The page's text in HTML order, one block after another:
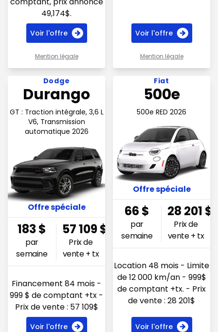
49,174$.
Voir l'offre
Mention légale
Voir l'offre
Mention légale
Voir l'offre 183$ par semaine
Dodge
Durango
GT : Traction intégrale, 3,6 L
V6, Transmission
automatique 2026
Offre spéciale
183$
par
semaine
57 109$
Prix de
vente + tx
Financement 84 mois -
999 $ de comptant +tx -
Prix de vente : 57 109$
Voir l'offre
Voir l'offre 66$ par semaine
Fiat
500e
500e RED 2026
Offre spéciale
66 $
par
semaine
28 201 $
Prix de
vente + tx
Location 48 mois - Limite
de 12 000 km/an - 999$
de comptant +tx. - Prix
de vente : 28 201$
Voir l'offre